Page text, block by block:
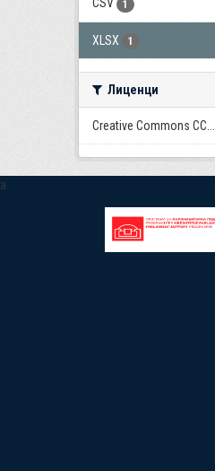
CSV 1
XLSX 1
Лиценци
Creative Commons CC...
a